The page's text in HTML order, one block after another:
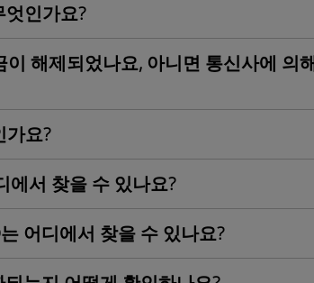
인가요?
해제되었나요, 아니면 통신사에 의
가요?
에서 찾을 수 있나요?
어디에서 찾을 수 있나요?